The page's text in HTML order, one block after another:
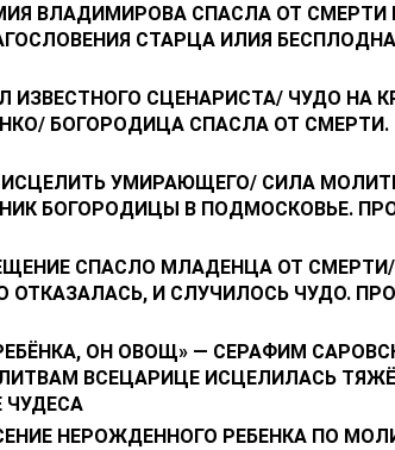
ВЛАДИМИРОВА СПАСЛА ОТ СМЕРТИ
СТАРЦА ИЛИЯ
ИЗВЕСТНОГО СЦЕНАРИСТА/ ЧУДО НА
БОГОРОДИЦА СПАСЛА ОТ
УМИРАЮЩЕГО/ СИЛА
БОГОРОДИЦЫ В ПОДМОСКОВЬЕ.
СПАСЛО МЛАДЕНЦА ОТ
ОТКАЗАЛАСЬ, И СЛУЧИЛОСЬ ЧУДО.
ОН ОВОЩ» — СЕРАФИМ
ВСЕЦАРИЦЕ ИСЦЕЛИЛАСЬ
ЧУДЕСА
НЕРОЖДЕННОГО РЕБЕНКА ПО